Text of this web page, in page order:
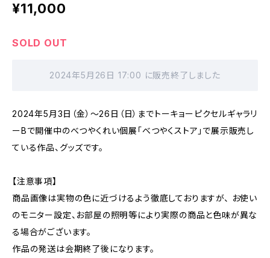
¥11,000
SOLD OUT
2024年5月26日 17:00 に販売終了しました
2024年5月3日（金）～26日（日）までトーキョーピクセルギャラリ
ーBで開催中のべつやくれい個展「べつやくストア」で展示販売し
ている作品、グッズです。
【注意事項】
商品画像は実物の色に近づけるよう徹底しておりますが、 お使い
のモニター設定、お部屋の照明等により実際の商品と色味が異な
る場合がございます。
作品の発送は会期終了後になります。